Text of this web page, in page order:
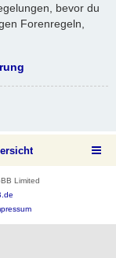
bevor du
Forenregeln,
Limited